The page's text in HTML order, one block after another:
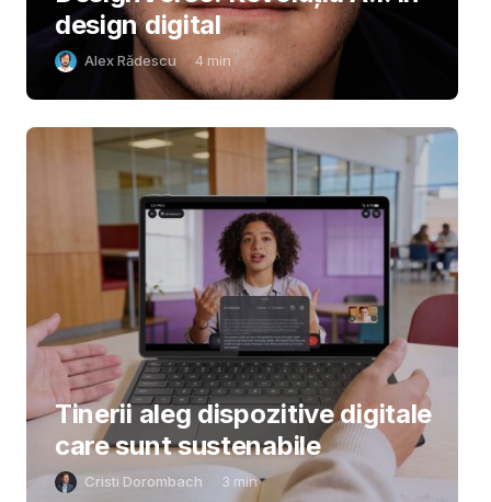
design digital
Alex Rădescu 4 min
Tinerii aleg dispozitive digitale
care sunt sustenabile
Cristi Dorombach 3 min